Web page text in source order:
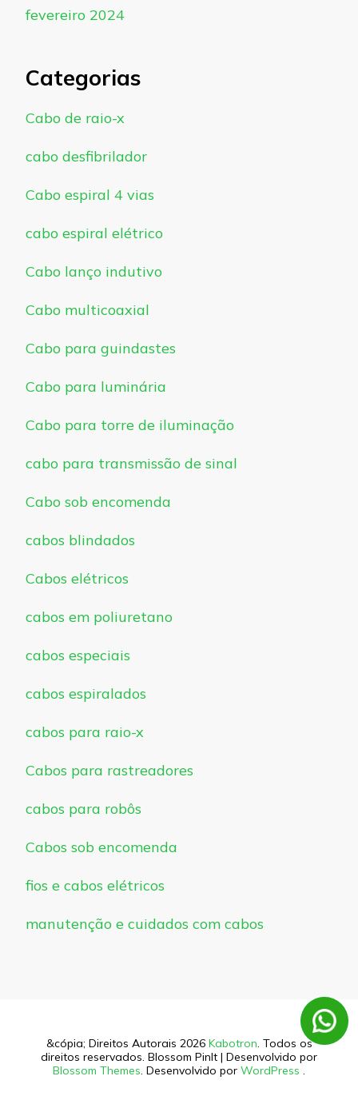
fevereiro 2024
Categorias
Cabo de raio-x
cabo desfibrilador
Cabo espiral 4 vias
cabo espiral elétrico
Cabo lanço indutivo
Cabo multicoaxial
Cabo para guindastes
Cabo para luminária
Cabo para torre de iluminação
cabo para transmissão de sinal
Cabo sob encomenda
cabos blindados
Cabos elétricos
cabos em poliuretano
cabos especiais
cabos espiralados
cabos para raio-x
Cabos para rastreadores
cabos para robôs
Cabos sob encomenda
fios e cabos elétricos
manutenção e cuidados com cabos
&cópia; Direitos Autorais 2026 Kabotron. Todos os
direitos reservados. Blossom PinIt | Desenvolvido por
Blossom Themes. Desenvolvido por WordPress .